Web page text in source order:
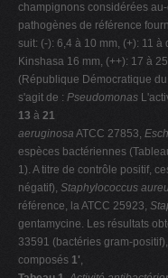
champignons considérées
pathogènes de référence
suit: (-): 6,4 à 10 mm, (+): 11
Kinshasa 16 mm, (++): 17 à
(République Démocratique
s'agit de : Pseudomonas
13 à 21
aeruginosa ATCC 27853,
espèces bactériennes
1). A titre de contrôle positif,
négatif), Staphylococcus
référence, la ATCC 25923,
gentamycine. Les résultats
33591 (bactéries gram-
composés 1',